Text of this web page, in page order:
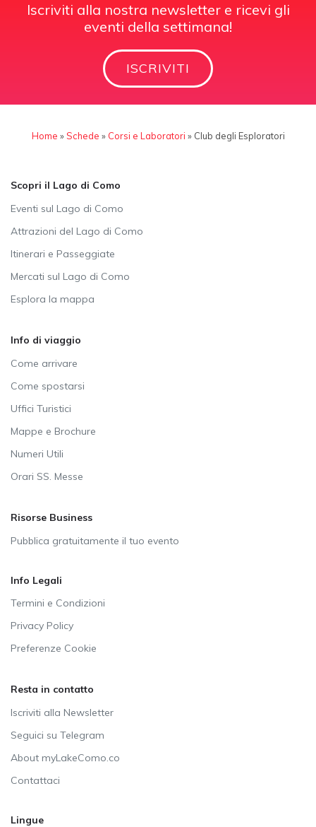
Iscriviti alla nostra newsletter e ricevi gli
eventi della settimana!
ISCRIVITI
Home »Schede » Corsi e Laboratori » Club degli Esploratori
Scopri il Lago di Como
Eventi sul Lago di Como
Attrazioni del Lago di Como
Itinerari e Passeggiate
Mercati sul Lago di Como
Esplora la mappa
Info di viaggio
Come arrivare
Come spostarsi
Uffici Turistici
Mappe e Brochure
Numeri Utili
Orari SS. Messe
Risorse Business
Pubblica gratuitamente il tuo evento
Info Legali
Termini e Condizioni
Privacy Policy
Preferenze Cookie
Resta in contatto
Iscriviti alla Newsletter
Seguici su Telegram
About myLakeComo.co
Contattaci
Lingue